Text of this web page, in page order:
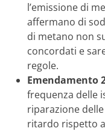
l’emissione di
affermano di
di metano non
concordati e
regole.
Emendamento
frequenza delle
riparazione
ritardo rispetto